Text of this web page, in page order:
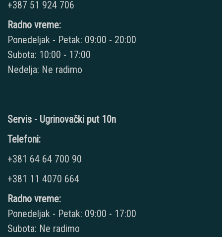
+387 51 924 706
Radno vreme:
Ponedeljak - Petak: 09:00 - 20:00
Subota: 10:00 - 17:00
Nedelja: Ne radimo
Servis - Ugrinovački put 10n
Telefoni:
+381 64 64 700 90
+381 11 4070 664
Radno vreme:
Ponedeljak - Petak: 09:00 - 17:00
Subota: Ne radimo